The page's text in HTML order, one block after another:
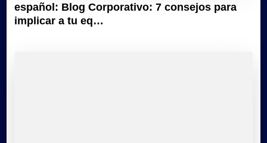
español: Blog Corporativo: 7 consejos para
implicar a tu eq…